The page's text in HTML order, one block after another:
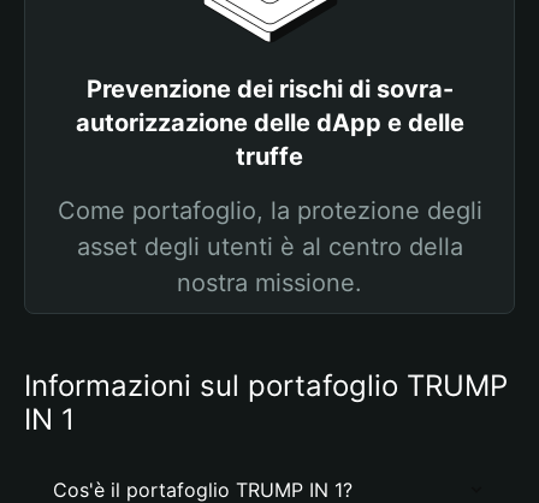
Prevenzione dei rischi di sovra-
autorizzazione delle dApp e delle
truffe
Come portafoglio, la protezione degli
asset degli utenti è al centro della
nostra missione.
Informazioni sul portafoglio TRUMP
IN 1
Cos'è il portafoglio TRUMP IN 1?